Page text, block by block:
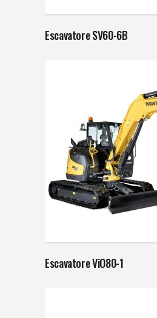
Escavatore SV60-6B
Escavatore ViO80-1